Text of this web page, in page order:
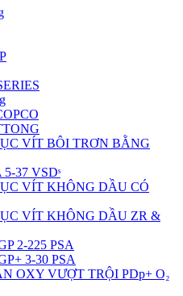
VÍT BÔI TRƠN BẰNG
37 VSDˢ
VÍT KHÔNG DẦU CÓ
VÍT KHÔNG DẦU ZR &
2-225 PSA
3-30 PSA
OXY VƯỢT TRỘI PDp+ O₂